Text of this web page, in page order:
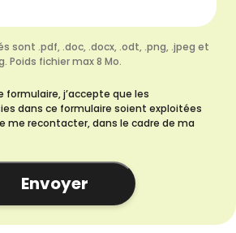
sont .pdf, .doc, .docx, .odt, .png, .jpeg et
Poids fichier max 8 Mo.
j’accepte que les
dans ce formulaire soient exploitées
me recontacter, dans le cadre de ma